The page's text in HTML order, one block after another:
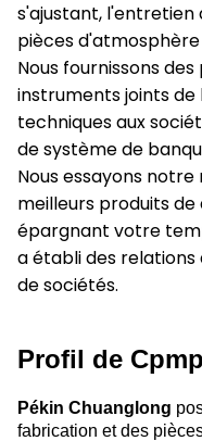
s'ajustant, l'entretien
pièces
Nous fournissons
instruments joints
techniques aux
de système de
Nous essayons
meilleurs produits
épargnant votre
a établi des
de sociétés.
Profil de
Pékin Chuanglong
fabrication et des